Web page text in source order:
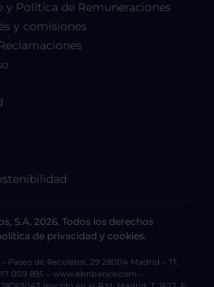
y Política de Remuneraciones
y comisiones
S.A. 2026. Todos los derechos
de privacidad y cookies.
Paseo de Recoletos, 29 28004 Madrid – Tf.
009 895 – www.ebnbanco.com –